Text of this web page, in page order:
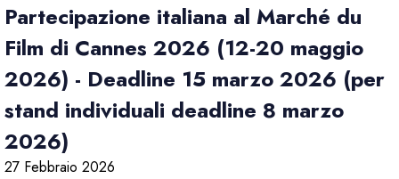
Partecipazione italiana al Marché du
Film di Cannes 2026 (12-20 maggio
2026) - Deadline 15 marzo 2026 (per
stand individuali deadline 8 marzo
2026)
27 Febbraio 2026